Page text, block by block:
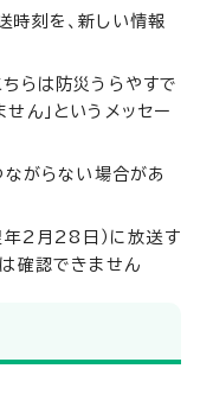
刻を、新しい情報
らは防災うらやすで
ん」というメッセー
ながらない場合があ
年2月28日）に放送す
確認できません